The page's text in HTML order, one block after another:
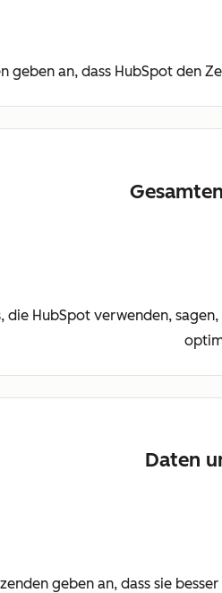
geben an, dass HubSpot den
HubSpot verwenden,
Daten
geben an, dass sie